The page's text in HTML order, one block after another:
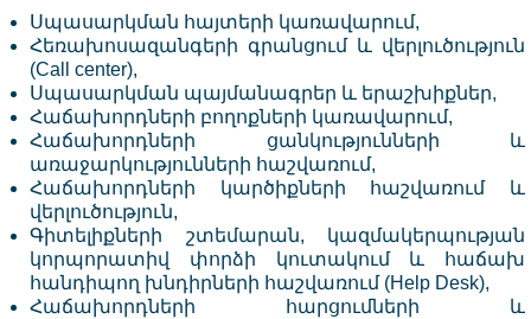
Սպասարկման հայտերի կառավարում,
Հեռախոսազանգերի գրանցում և վերլուծություն
(Call center),
Սպասարկման պայմանագրեր և երաշխիքներ,
Հաճախորդների բողոքների կառավարում,
Հաճախորդների ցանկությունների և
առաջարկությունների հաշվառում,
Հաճախորդների կարծիքների հաշվառում և
վերլուծություն,
Գիտելիքների շտեմարան, կազմակերպության
կորպորատիվ փորձի կուտակում և հաճախ
հանդիպող խնդիրների հաշվառում (Help Desk),
Հաճախորդների հարցումների և